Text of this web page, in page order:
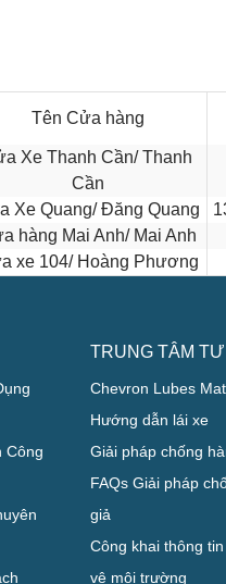
Tên Cửa hàng
Xe Thanh Cần/ Thanh
Cần
Xe Quang/ Đăng Quang
hàng Mai Anh/ Mai Anh
xe 104/ Hoàng Phương
Công
TRUNG TÂM
Chevron Lubes
Hướng dẫn lái xe
Giải pháp chống
FAQs Giải pháp
giả
Công khai thông
vệ môi trường